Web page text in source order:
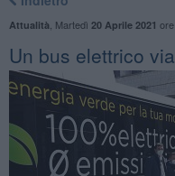
Attualità Martedì 20 Aprile 2021
Un bus elettrico